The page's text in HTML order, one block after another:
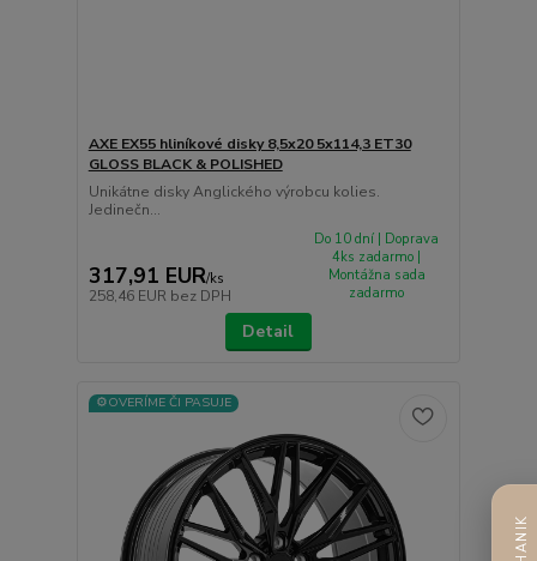
AXE EX55 hliníkové disky 8,5x20 5x114,3 ET30
GLOSS BLACK & POLISHED
Unikátne disky Anglického výrobcu kolies.
Jedinečn...
317,91 EUR/ks
258,46 EUR bez DPH
Do 10 dní | Doprava
4ks zadarmo |
Montážna sada
zadarmo
Detail
⚙️OVERÍME ČI PASUJE